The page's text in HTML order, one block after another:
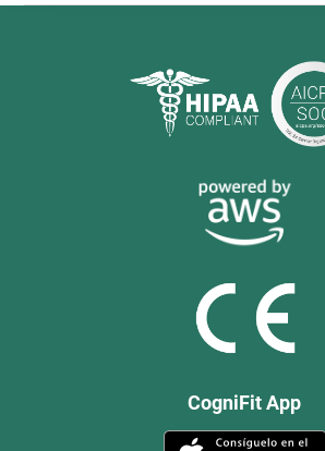
CogniFit App